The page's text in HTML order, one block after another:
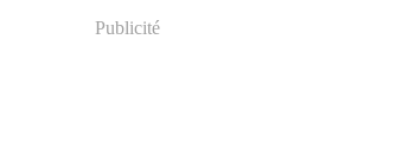
Publicité